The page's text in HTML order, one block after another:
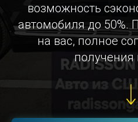
возможность
автомобиля до 50%.
на вас, полное
получения